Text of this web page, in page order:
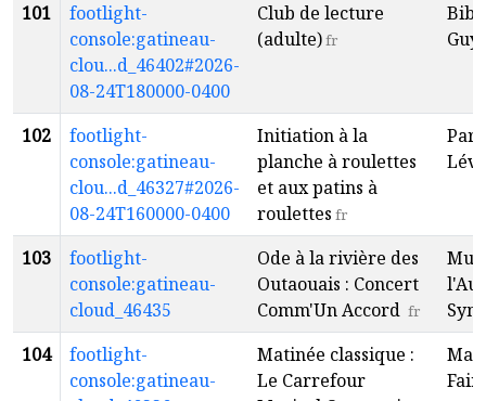
101
footlight-
console:gatineau-
clou...d_46402#2026-
08-24T180000-0400
Club de lecture
(adulte)fr
102
footlight-
console:gatineau-
clou...d_46327#2026-
08-24T160000-0400
Initiation à la
planche à roulettes
et aux patins à
roulettes fr
103
footlight-
console:gatineau-
cloud_46435
Ode à la rivière des
Outaouais : Concert
Comm'Un Accord fr
104
footlight-
console:gatineau-
Matinée classique :
Le Carrefour